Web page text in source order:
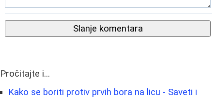
Slanje komentara
Pročitajte i...
Kako se boriti protiv prvih bora na licu - Saveti i